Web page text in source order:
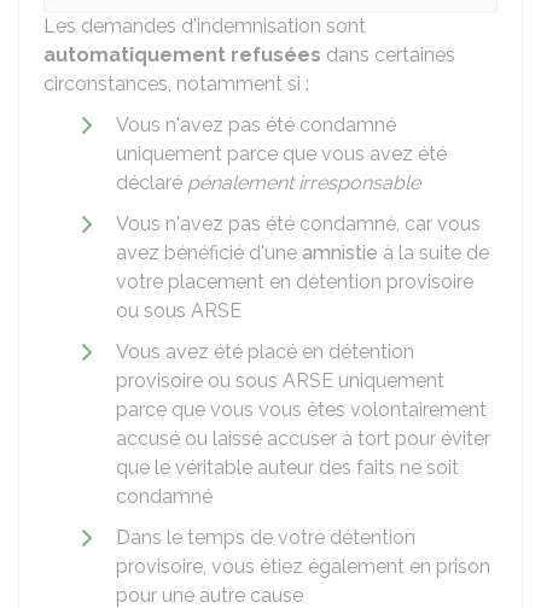
Les demandes d'indemnisation sont
automatiquement refusées dans certaines
circonstances, notamment si :
Vous n'avez pas été condamné
uniquement parce que vous avez été
déclaré pénalement irresponsable
Vous n'avez pas été condamné, car vous
avez bénéficié d'une amnistie à la suite de
votre placement en détention provisoire
ou sous ARSE
Vous avez été placé en détention
provisoire ou sous ARSE uniquement
parce que vous vous êtes volontairement
accusé ou laissé accuser à tort pour éviter
que le véritable auteur des faits ne soit
condamné
Dans le temps de votre détention
provisoire, vous étiez également en prison
pour une autre cause